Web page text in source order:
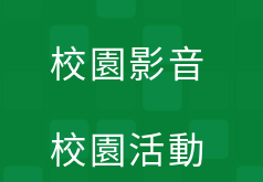
校園影音
校園活動